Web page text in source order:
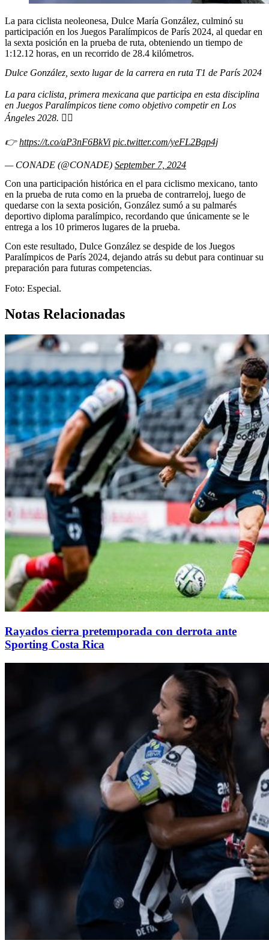
La para ciclista neoleonesa, Dulce María González, culminó su
participación en los Juegos Paralímpicos de París 2024, al quedar en
la sexta posición en la prueba de ruta, obteniendo un tiempo de
1:12.12 horas, en un recorrido de 28.4 kilómetros.
Dulce González, sexto lugar de la carrera en ruta T1 de París 2024
La para ciclista, primera mexicana que participa en esta disciplina
en Juegos Paralímpicos tiene como objetivo competir en Los
Ángeles 2028. 🚴‍♀️
👉https://t.co/aP3nF6BkVi pic.twitter.com/yeFL2Bgp4j
— CONADE (@CONADE) September 7, 2024
Con una participación histórica en el para ciclismo mexicano, tanto
en la prueba de ruta como en la prueba de contrarreloj, luego de
quedarse con la sexta posición, González sumó a su palmarés
deportivo diploma paralímpico, recordando que únicamente se le
entrega a los 10 primeros lugares de la prueba.
Con este resultado, Dulce González se despide de los Juegos
Paralímpicos de París 2024, dejando atrás su debut para continuar su
preparación para futuras competencias.
Foto: Especial.
Notas Relacionadas
Rayados cierra pretemporada con derrota ante
Sporting Costa Rica